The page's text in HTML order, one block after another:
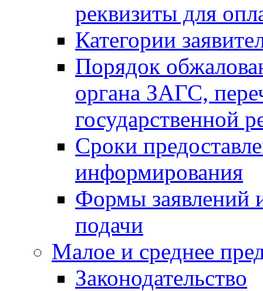
реквизиты для
Категории
Порядок
органа ЗАГС,
государственной
Сроки
информирования
Формы заявлений
подачи
Малое и среднее
Законодательство